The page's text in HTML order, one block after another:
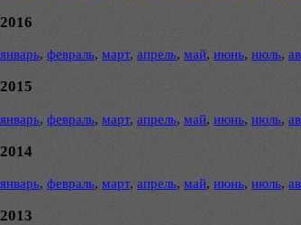
2016
январь, февраль, март, апрель, май, июнь, июль,
2015
январь, февраль, март, апрель, май, июнь, июль,
2014
январь, февраль, март, апрель, май, июнь, июль,
2013